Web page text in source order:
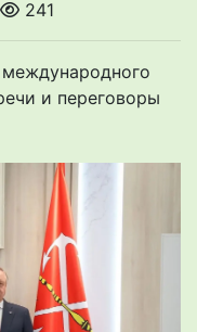
241
и переговоры